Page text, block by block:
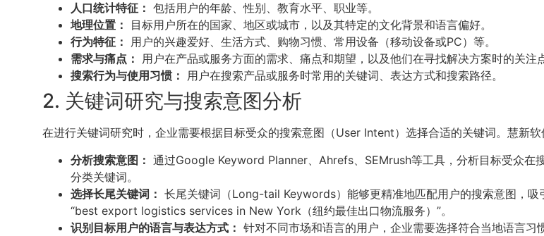
人口统计特征： 包括用户的年龄、性别、教育水平、职业等。
地理位置：
目标用户所在的国家、地区或城市，以及其特定的文化背景和语言偏好。
行为特征： 用户的兴趣爱好、生活方式、购物习惯、常用设备（移动设备或PC）等。
需求与痛点： 用户在产品或服务方面的需求、痛点和期望，以及他们在寻找解决方案时的关注点
搜索行为与使用习惯： 用户在搜索产品或服务时常用的关键词、表达方式和搜索路径。
2. 关键词研究与搜索意图分析
在进行关键词研究时，企业需要根据目标受众的搜索意图（User Intent）选择合适的关键词。慧新软
分析搜索意图： 通过Google Keyword Planner、Ahrefs、SEMrush等工具，分析目标受众在
分类关键词。
选择长尾关键词： 长尾关键词（Long-tail Keywords）能够更精准地匹配用户的搜索意图，
“best export logistics services in New York（纽约最佳出口物流服务）”。
识别目标用户的语言与表达方式： 针对不同市场和语言的用户，企业需要选择符合当地语言